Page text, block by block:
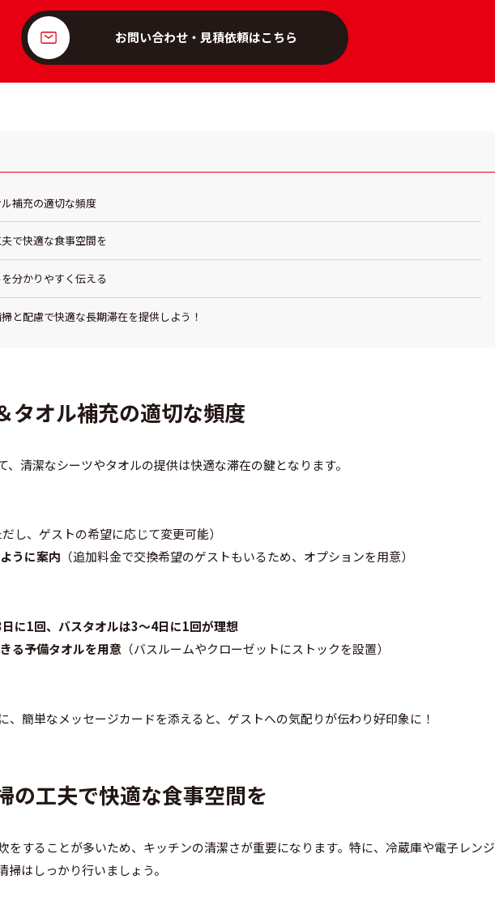
お問い合わせ・見積依頼はこちら
補充の適切な頻度
で快適な食事空間を
分かりやすく伝える
と配慮で快適な長期滞在を提供しよう！
タオル補充の適切な頻度
、清潔なシーツやタオルの提供は快適な滞在の鍵となります。
だし、ゲストの希望に応じて変更可能）
うに案内 （追加料金で交換希望のゲストもいるため、オプションを用意）
に1回、バスタオルは3～4日に1回が理想
る予備タオルを用意 （バスルームやクローゼットにストックを設置）
、簡単なメッセージカードを添えると、ゲストへの気配りが伝わり好印象に！
の工夫で快適な食事空間を
をすることが多いため、キッチンの清潔さが重要になります。特に、冷蔵庫や電子レンジ
はしっかり行いましょう。